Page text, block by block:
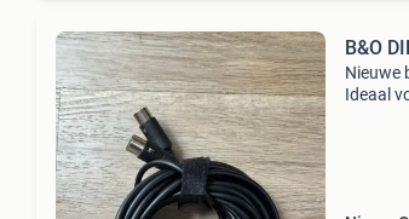
B&O
Nieuwe
Ideaal